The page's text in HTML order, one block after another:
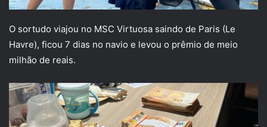
O sortudo viajou no MSC Virtuosa saindo de Paris (Le
Havre), ficou 7 dias no navio e levou o prêmio de meio
milhão de reais.